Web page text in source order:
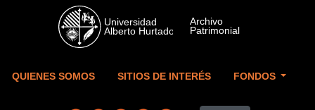
Skip to main content
QUIENES SOMOS SITIOS DE INTERÉS FONDOS